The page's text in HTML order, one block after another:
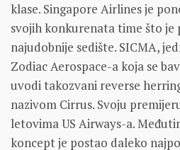
klase. Singapore Airlines je
svojih konkurenata time što je
najudobnije sedište. SICMA,
Zodiac Aerospace-a koja se
uvodi takozvani reverse
nazivom Cirrus. Svoju
letovima US Airways-a.
koncept je postao daleko